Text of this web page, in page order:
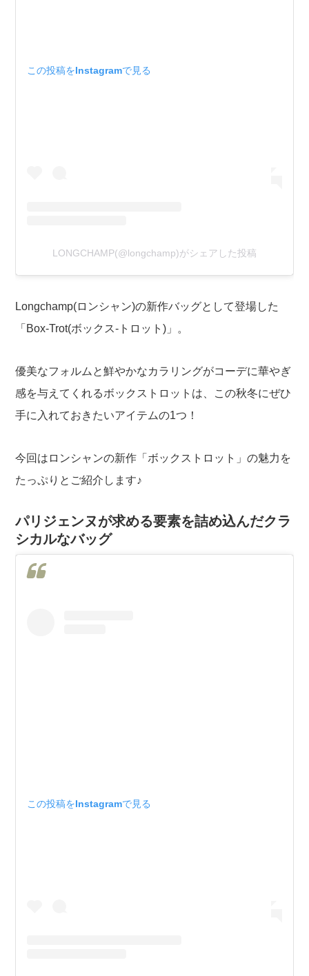
この投稿をInstagramで見る
LONGCHAMP(@longchamp)がシェアした投稿
Longchamp(ロンシャン)の新作バッグとして登場した
「Box-Trot(ボックス-トロット)」。
優美なフォルムと鮮やかなカラリングがコーデに華やぎ
感を与えてくれるボックストロットは、この秋冬にぜひ
手に入れておきたいアイテムの1つ！
今回はロンシャンの新作「ボックストロット」の魅力を
たっぷりとご紹介します♪
パリジェンヌが求める要素を詰め込んだクラ
シカルなバッグ
この投稿をInstagramで見る